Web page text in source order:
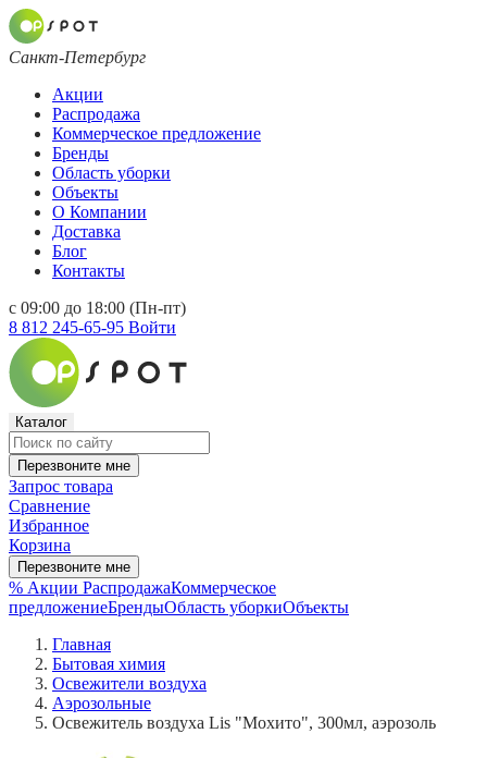
Санкт-Петербург
Акции
Распродажа
Коммерческое предложение
Бренды
Область уборки
Объекты
О Компании
Доставка
Блог
Контакты
с 09:00 до 18:00 (Пн-пт)
8 812 245-65-95 Войти
Каталог
Перезвоните мне
Запрос товара
Сравнение
Избранное
Корзина
Перезвоните мне
% Акции РаспродажаКоммерческое
предложениеБрендыОбласть уборкиОбъекты
Главная
Бытовая химия
Освежители воздуха
Аэрозольные
Освежитель воздуха Lis "Мохито", 300мл, аэрозоль